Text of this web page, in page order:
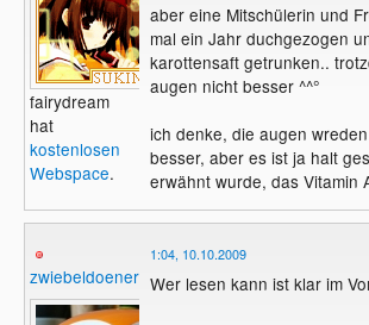
fairydream
hat
kostenlosen
Webspace.
aber eine Mitschülerin und
mal ein Jahr duchgezogen
karottensaft getrunken..
augen nicht besser ^^°
ich denke, die augen
besser, aber es ist ja halt
erwähnt wurde, das Vitamin
zwiebeldoener
1:04, 10.10.2009
Wer lesen kann ist klar im